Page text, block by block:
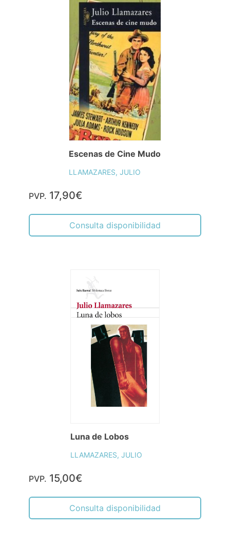
Escenas de Cine Mudo
LLAMAZARES, JULIO
PVP. 17,90€
Consulta disponibilidad
Luna de Lobos
LLAMAZARES, JULIO
PVP. 15,00€
Consulta disponibilidad